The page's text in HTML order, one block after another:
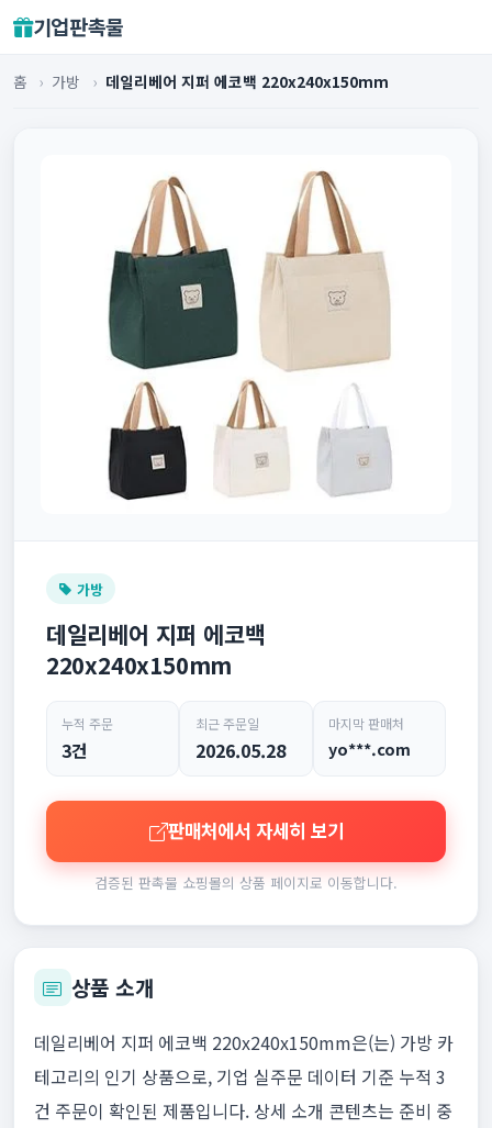
기업판촉물
홈 › 가방 › 데일리베어 지퍼 에코백 220x240x150mm
가방
데일리베어 지퍼 에코백
220x240x150mm
누적 주문
3건
최근 주문일
2026.05.28
마지막 판매처
yo***.com
판매처에서 자세히 보기
검증된 판촉물 쇼핑몰의 상품 페이지로 이동합니다.
상품 소개
데일리베어 지퍼 에코백 220x240x150mm은(는) 가방 카
테고리의 인기 상품으로, 기업 실주문 데이터 기준 누적 3
건 주문이 확인된 제품입니다. 상세 소개 콘텐츠는 준비 중